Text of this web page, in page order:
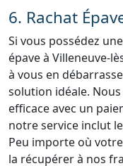
6. Rachat
Si vous possédez
épave à Villeneuve-
à vous en
solution idéale.
efficace avec un
notre service inclut
Peu importe où
la récupérer à nos